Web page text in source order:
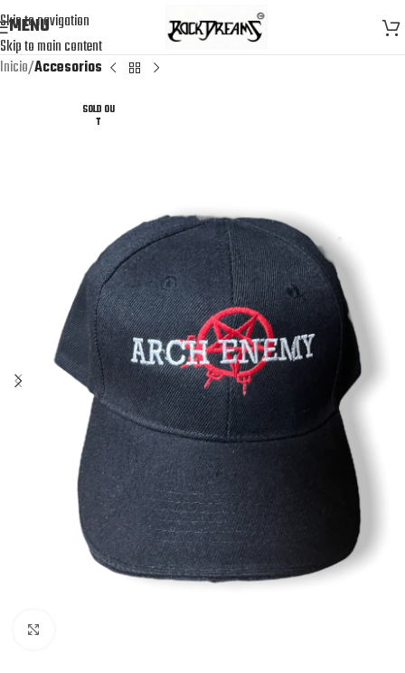
Skip to navigation
Skip to main content
MENU
Inicio Accesorios
SOLD OU
T